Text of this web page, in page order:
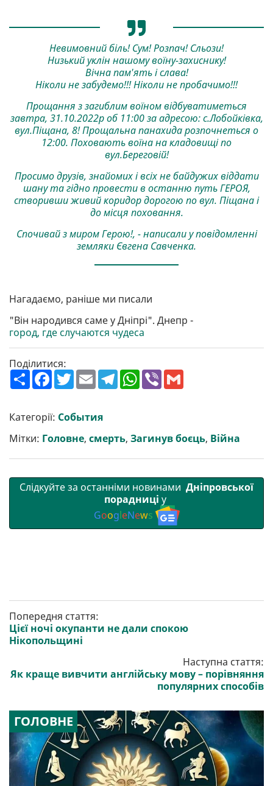
Невимовний біль! Сум! Розпач! Сльози!
Низький уклін нашому воїну-захиснику!
Вічна пам'ять і слава!
Ніколи не забудемо!!! Ніколи не пробачимо!!!
Прощання з загиблим воїном відбуватиметься
завтра, 31.10.2022р об 11:00 за адресою: с.Лобойківка,
вул.Піщана, 8! Прощальна панахида розпочнеться о
12:00. Поховають воїна на кладовищі по
вул.Береговій!
Просимо друзів, знайомих і всіх не байдужих віддати
шану та гідно провести в останню путь ГЕРОЯ,
створивши живий коридор дорогою по вул. Піщана і
до місця поховання.
Спочивай з миром Герою!, - написали у повідомленні
земляки Євгена Савченка.
Нагадаємо, раніше ми писали
"Він народився саме у Дніпрі". Днепр -
город, где случаются чудеса
Поділитися:
П
о
р
и
т
и
F
a
b
o
o
k
T
w
t
e
r
E
m
l
T
e
a
m
W
h
p
p
V
Категорії: События
Мітки: Головне, смерть, Загинув боєць, Війна
Слідкуйте за останніми новинами Дніпровської
порадниці у
GoogleNews
Попередня стаття:
Цієї ночі окупанти не дали спокою
Нікопольщині
Наступна стаття:
Як краще вивчити англійську мову – порівняння
популярних способів
ГОЛОВНЕ